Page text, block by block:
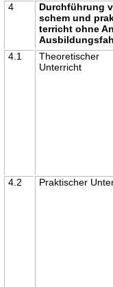
4
Durchführung
schem und
terricht ohne
4.1
Theoretischer
Unterricht
4.2 Praktischer